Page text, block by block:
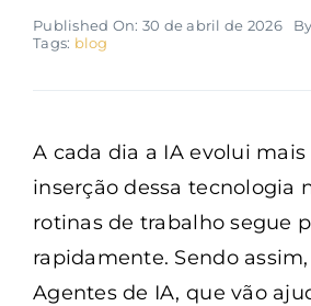
Published On: 30 de abril de 2026 By
Tags: blog
A cada dia a IA evolui mais
inserção dessa tecnologia
rotinas de trabalho segue
rapidamente. Sendo
Agentes de IA, que vão